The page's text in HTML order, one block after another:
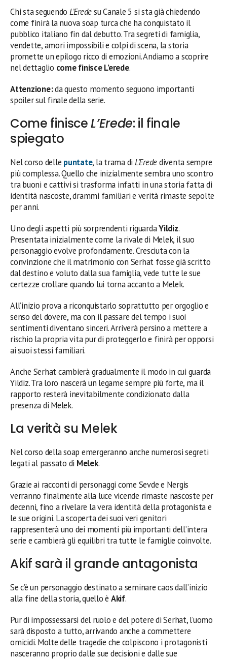
Chi sta seguendo L’Eredesu Canale 5 si sta già chiedendo
come finirà la nuova soap turca che ha conquistato il
pubblico italiano fin dal debutto. Tra segreti di famiglia,
vendette, amori impossibili e colpi di scena, la storia
promette un epilogo ricco di emozioni. Andiamo a scoprire
nel dettaglio come finisce L’erede.
Attenzione:da questo momento seguono importanti
spoiler sul finale della serie.
Come finisceL’Erede: il finale
spiegato
Nel corso delle puntate, la trama di L’Eredediventa sempre
più complessa. Quello che inizialmente sembra uno scontro
tra buoni e cattivi si trasforma infatti in una storia fatta di
identità nascoste, drammi familiari e verità rimaste sepolte
per anni.
Uno degli aspetti più sorprendenti riguardaYildiz.
Presentata inizialmente come la rivale di Melek, il suo
personaggio evolve profondamente. Cresciuta con la
convinzione che il matrimonio con Serhat fosse già scritto
dal destino e voluto dalla sua famiglia, vede tutte le sue
certezze crollare quando lui torna accanto a Melek.
All’inizio prova a riconquistarlo soprattutto per orgoglio e
senso del dovere, ma con il passare del tempo i suoi
sentimenti diventano sinceri. Arriverà persino a mettere a
rischio la propria vita pur di proteggerlo e finirà per opporsi
ai suoi stessi familiari.
Anche Serhat cambierà gradualmente il modo in cui guarda
Yildiz. Tra loro nascerà un legame sempre più forte, ma il
rapporto resterà inevitabilmente condizionato dalla
presenza di Melek.
La verità su Melek
Nel corso della soap emergeranno anche numerosi segreti
legati al passato di Melek.
Grazie ai racconti di personaggi come Sevde e Nergis
verranno finalmente alla luce vicende rimaste nascoste per
decenni, fino a rivelare la vera identità della protagonista e
le sue origini. La scoperta dei suoi veri genitori
rappresenterà uno dei momenti più importanti dell’intera
serie e cambierà gli equilibri tra tutte le famiglie coinvolte.
Akif sarà il grande antagonista
Se c’è un personaggio destinato a seminare caos dall’inizio
alla fine della storia, quello è Akif.
Pur di impossessarsi del ruolo e del potere di Serhat, l’uomo
sarà disposto a tutto, arrivando anche a commettere
omicidi. Molte delle tragedie che colpiscono i protagonisti
nasceranno proprio dalle sue decisioni e dalle sue